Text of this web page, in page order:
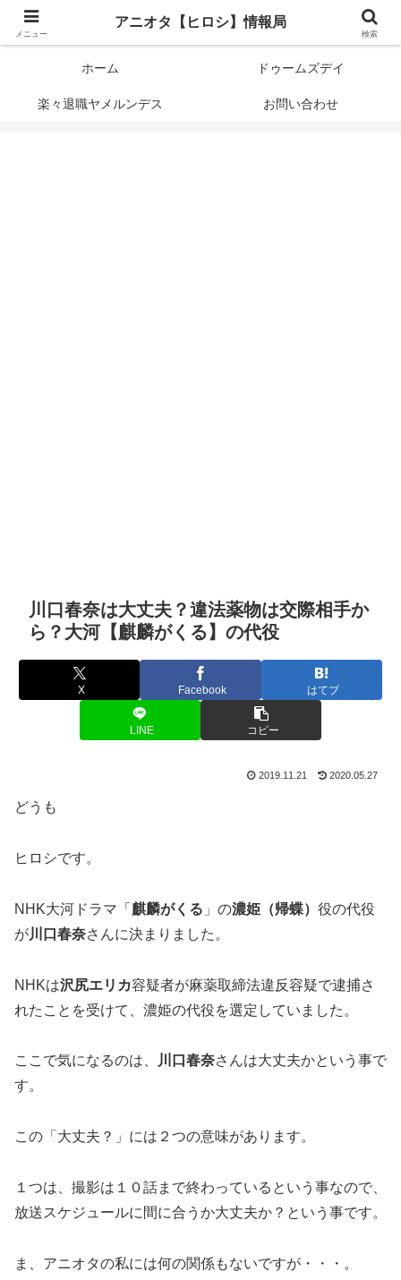
アニメオタクで元サラリーマンの独自な目線から、おすすめなどの紹介や気に
ホーム ドゥームズデイ
楽々退職ヤメルンデス お問い合わせ
川口春奈は大丈夫？違法薬物は交際相手か
ら？大河【麒麟がくる】の代役
X Facebook はてブ
LINE コピー
2019.11.21 2020.05.27
どうも
ヒロシです。
NHK大河ドラマ「 麒麟がくる 」の濃姫（帰蝶） 役の代役
が川口春奈さんに決まりました。
NHKは沢尻エリカ容疑者が麻薬取締法違反容疑で逮捕さ
れたことを受けて、濃姫の代役を選定していました。
ここで気になるのは、 川口春奈さんは大丈夫かという事で
す。
この「大丈夫？」には２つの意味があります。
１つは、撮影は１０話まで終わっているという事なので、
放送スケジュールに間に合うか大丈夫か？という事です。
ま、アニオタの私には何の関係もないですが・・・。
メニュー
アニオタ【ヒロシ】情報局
検索